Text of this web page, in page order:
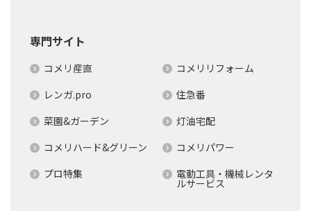
専門サイト
コメリ産直
コメリリフォーム
レンガ.pro
住急番
菜園&ガーデン
灯油宅配
コメリハード&グリーン
コメリパワー
プロ特集
電動工具・機械レンタ
ルサービス